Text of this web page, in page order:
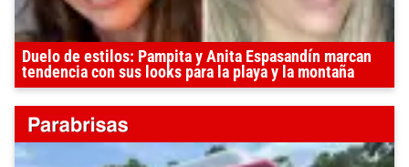
Duelo de estilos: Pampita y Anita Espasandín marcan
tendencia con sus looks para la playa y la montaña